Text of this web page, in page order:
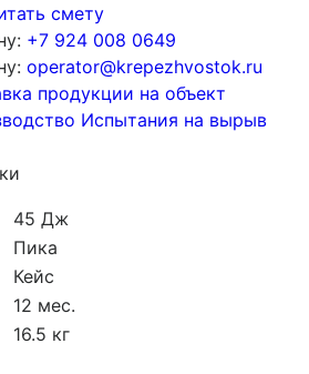
смету
+7 924 008 0649
operator@krepezhvostok.ru
продукции на объект
Испытания на вырыв
45 Дж
Пика
Кейс
12 мес.
16.5 кг